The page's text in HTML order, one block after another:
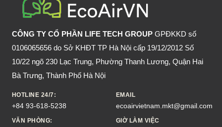
CÔNG TY CỔ PHẦN LIFE TECH GROUP GPĐKKD số
0106065656 do Sở KHĐT TP Hà Nội cấp 19/12/2012 Số
10/22 ngõ 230 Lạc Trung, Phường Thanh Lương, Quận Hai
Bà Trưng, Thành Phố Hà Nội
HOTLINE 24/7:
+84 93-618-5238
EMAIL
ecoairvietnam.mkt@gmail.com
VĂN PHÒNG: GIỜ LÀM VIỆC